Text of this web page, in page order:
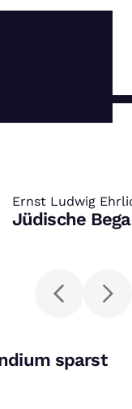
Ernst Ludwig
:
Jüdische
sparst